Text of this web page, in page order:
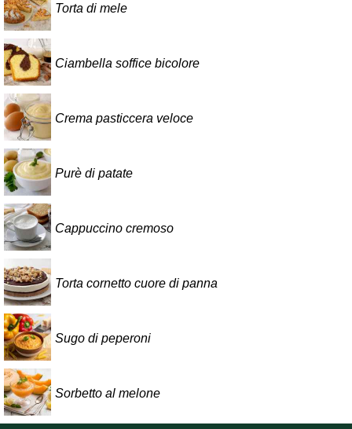
Torta di mele
Ciambella soffice bicolore
Crema pasticcera veloce
Purè di patate
Cappuccino cremoso
Torta cornetto cuore di panna
Sugo di peperoni
Sorbetto al melone